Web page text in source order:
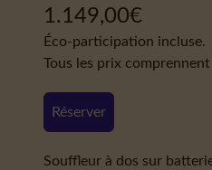
1.149,00€
Éco-participation incluse.
Tous les prix comprennent
Réserver
Souffleur à dos sur